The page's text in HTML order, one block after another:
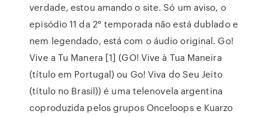
verdade, estou amando o site. Só um aviso, o
episódio 11 da 2° temporada não está dublado e
nem legendado, está com o áudio original. Go!
Vive a Tu Manera [1] (GO! Vive à Tua Maneira
(título em Portugal) ou Go! Viva do Seu Jeito
(título no Brasil)) é uma telenovela argentina
coproduzida pelos grupos Onceloops e Kuarzo